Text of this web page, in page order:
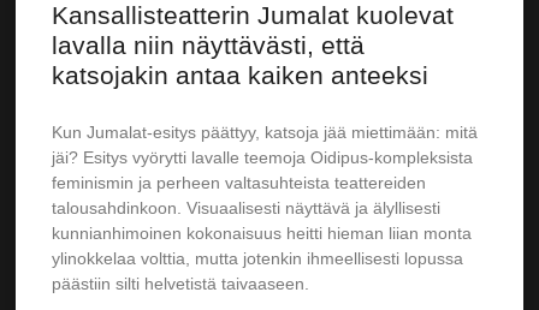
Kansallisteatterin Jumalat kuolevat
lavalla niin näyttävästi, että
katsojakin antaa kaiken anteeksi
Kun Jumalat-esitys päättyy, katsoja jää miettimään: mitä
jäi? Esitys vyörytti lavalle teemoja Oidipus-kompleksista
feminismin ja perheen valtasuhteista teattereiden
talousahdinkoon. Visuaalisesti näyttävä ja älyllisesti
kunnianhimoinen kokonaisuus heitti hieman liian monta
ylinokkelaa volttia, mutta jotenkin ihmeellisesti lopussa
päästiin silti helvetistä taivaaseen.